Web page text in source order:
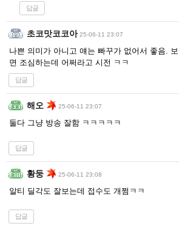
답글
초코맛코코아 25-06-11 23:07
나쁜 의미가 아니고 얘는 빠꾸가 없어서 좋음.
면 조심하는데 어쩌라고 시전 ㅋㅋ
답글
해오 25-06-11 23:07
둘다 그냥 방송 잘함 ㅋㅋㅋㅋㅋ
답글
황둥 25-06-11 23:08
알티 딜각도 잘보는데 접수도 개쩜ㅋㅋ
답글